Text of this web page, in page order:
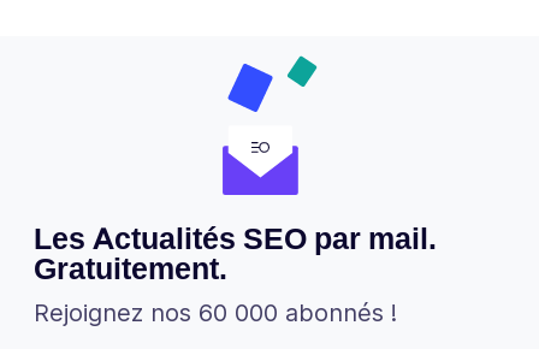
Les Actualités SEO par mail.
Gratuitement.
Rejoignez nos 60 000 abonnés !